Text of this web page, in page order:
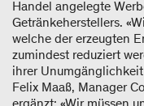
Handel angelegte
Getränkeherstellers.
welche der erzeugten
zumindest reduziert
ihrer
Felix Maaß, Manager